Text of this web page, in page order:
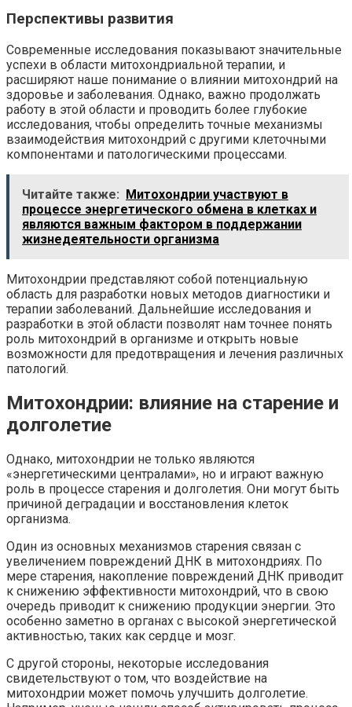
Перспективы развития
Современные исследования показывают значительные
успехи в области митохондриальной терапии, и
расширяют наше понимание о влиянии митохондрий на
здоровье и заболевания. Однако, важно продолжать
работу в этой области и проводить более глубокие
исследования, чтобы определить точные механизмы
взаимодействия митохондрий с другими клеточными
компонентами и патологическими процессами.
Читайте также: Митохондрии участвуют в
процессе энергетического обмена в клетках и
являются важным фактором в поддержании
жизнедеятельности организма
Митохондрии представляют собой потенциальную
область для разработки новых методов диагностики и
терапии заболеваний. Дальнейшие исследования и
разработки в этой области позволят нам точнее понять
роль митохондрий в организме и открыть новые
возможности для предотвращения и лечения различных
патологий.
Митохондрии: влияние на старение и
долголетие
Однако, митохондрии не только являются
«энергетическими централами», но и играют важную
роль в процессе старения и долголетия. Они могут быть
причиной деградации и восстановления клеток
организма.
Один из основных механизмов старения связан с
увеличением повреждений ДНК в митохондриях. По
мере старения, накопление повреждений ДНК приводит
к снижению эффективности митохондрий, что в свою
очередь приводит к снижению продукции энергии. Это
особенно заметно в органах с высокой энергетической
активностью, таких как сердце и мозг.
С другой стороны, некоторые исследования
свидетельствуют о том, что воздействие на
митохондрии может помочь улучшить долголетие.